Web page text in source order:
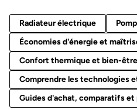
Radiateur électrique
Économies d'énergie et
Confort thermique et bien-être
Comprendre les technologies
Guides d'achat, comparatifs et